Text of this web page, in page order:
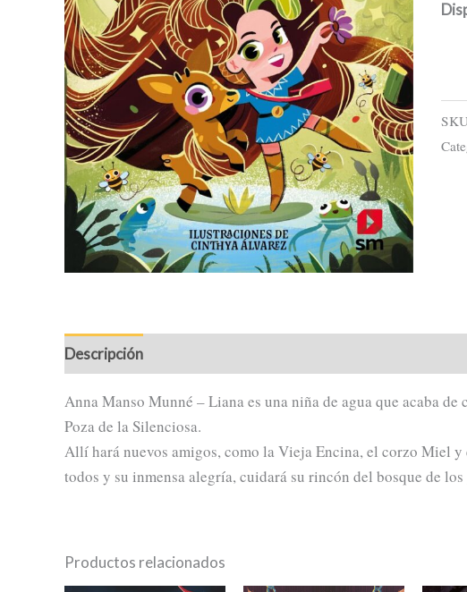
Descripción
Anna Manso Munné – Liana es una niña de agua que acaba
Poza de la Silenciosa.
Allí hará nuevos amigos, como la Vieja Encina, el corzo Miel
todos y su inmensa alegría, cuidará su rincón del bosque de
Productos relacionados